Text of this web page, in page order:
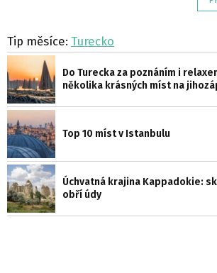
Tip měsíce: Turecko
Do Turecka za poznáním i
několika krásných míst na
Top 10 míst v Istanbulu
Úchvatná krajina Kappadokie:
obří údy